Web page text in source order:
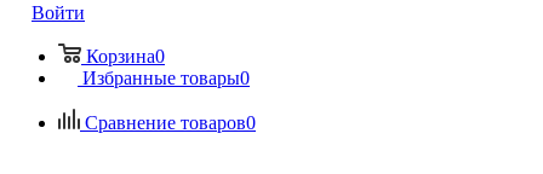
Войти
Корзина0
Избранные товары0
Сравнение товаров0